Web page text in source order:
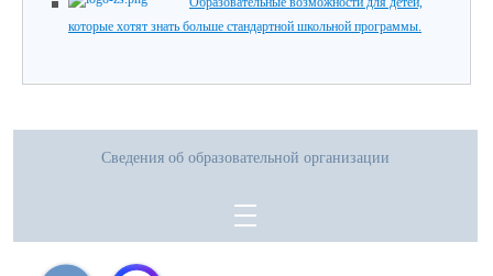
которые хотят знать больше стандартной школьной программы.
Сведения об образовательной организации